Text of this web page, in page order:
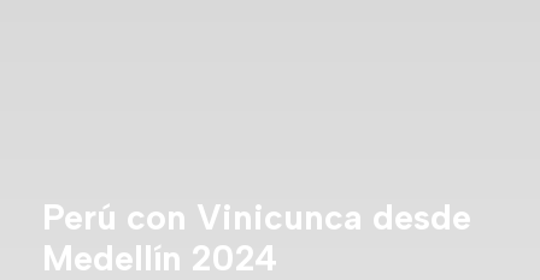
Perú con Vinicunca desde
Medellín 2024